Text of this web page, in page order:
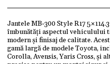
Jantele MB‑300 Style R17
îmbunătăți aspectul vehiculului
modern și finisaj de calitate.
gamă largă de modele Toyota,
Corolla, Avensis, Yaris Cross, și